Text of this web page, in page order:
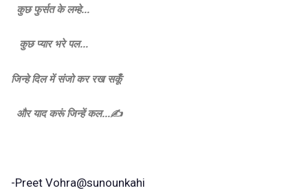
कुछ फुर्सत के लम्हे...
कुछ प्यार भरे पल...
जिन्हे दिल में संजो कर रख सकूँ
और याद करूं जिन्हें कल...✍️
-Preet Vohra@sunounkahi